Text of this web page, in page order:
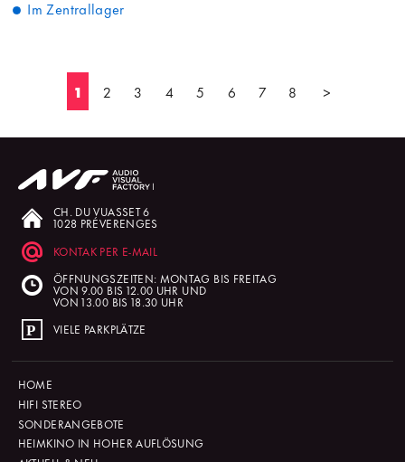
Im Zentrallager
1 2 3 4 5 6 7 8 >
CH. DU VUASSET 6
1028 PRÉVERENGES
KONTAK PER E-MAIL
ÖFFNUNGSZEITEN: MONTAG BIS FREITAG
VON 9.00 BIS 12.00 UHR UND
VON 13.00 BIS 18.30 UHR
VIELE PARKPLÄTZE
HOME
HIFI STEREO
SONDERANGEBOTE
HEIMKINO IN HOHER AUFLÖSUNG